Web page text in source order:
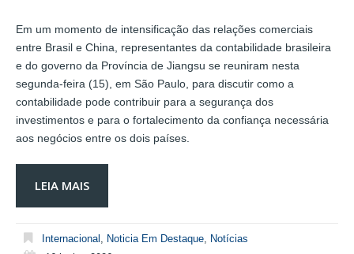
Em um momento de intensificação das relações comerciais
entre Brasil e China, representantes da contabilidade brasileira
e do governo da Província de Jiangsu se reuniram nesta
segunda-feira (15), em São Paulo, para discutir como a
contabilidade pode contribuir para a segurança dos
investimentos e para o fortalecimento da confiança necessária
aos negócios entre os dois países.
LEIA MAIS
Internacional , Noticia Em Destaque, Notícias